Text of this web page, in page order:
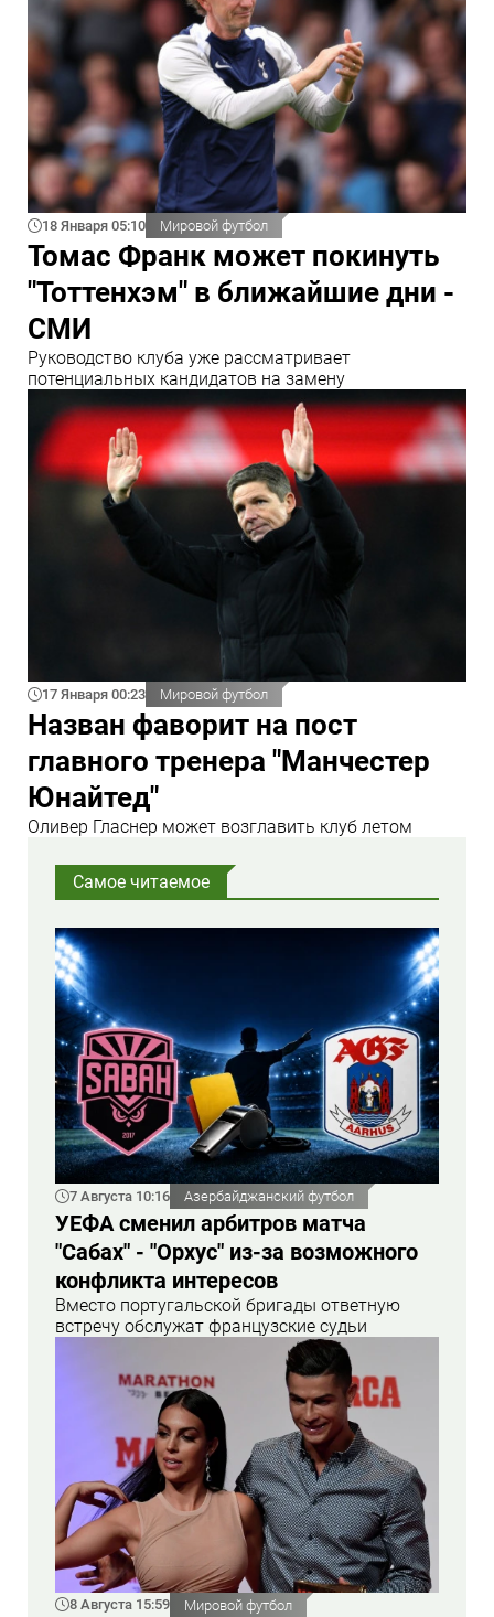
18 Января 05:10 Мировой футбол
Томас Франк может покинуть
"Тоттенхэм" в ближайшие дни -
СМИ
Руководство клуба уже рассматривает
потенциальных кандидатов на замену
17 Января 00:23 Мировой футбол
Назван фаворит на пост
главного тренера "Манчестер
Юнайтед"
Оливер Гласнер может возглавить клуб летом
Самое читаемое
7 Августа 10:16 Азербайджанский футбол
УЕФА сменил арбитров матча
"Сабах" - "Орхус" из-за возможного
конфликта интересов
Вместо португальской бригады ответную
встречу обслужат французские судьи
8 Августа 15:59 Мировой футбол